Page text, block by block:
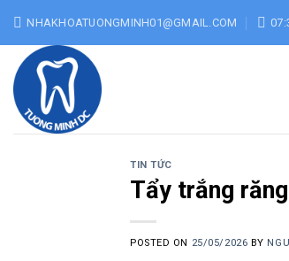
content
NHAKHOATUONGMINH01@GMAIL.COM
TIN TỨC
Tẩy trắng
POSTED ON 25/05/2026 BY